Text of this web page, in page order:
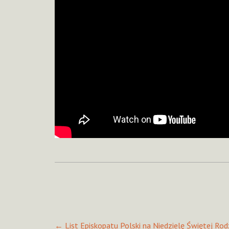
← List Episkopatu Polski na Niedzielę Świętej